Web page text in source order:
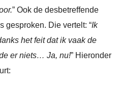
” Ook de desbetreffende
gesproken. Die vertelt: “Ik
het feit dat ik vaak de
er niets… Ja, nu!” Hieronder